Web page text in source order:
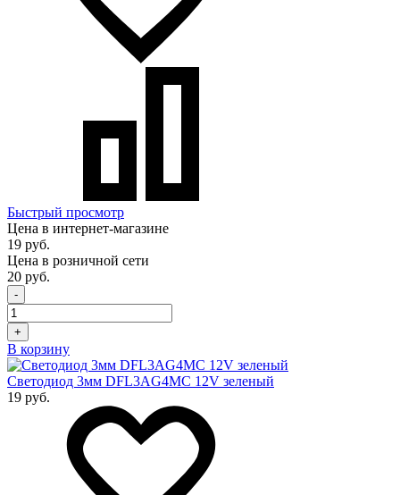
Быстрый просмотр
Цена в интернет-магазине
19 руб.
Цена в розничной сети
20 руб.
-
+
В корзину
Светодиод 3мм DFL3AG4MC 12V зеленый
19 руб.